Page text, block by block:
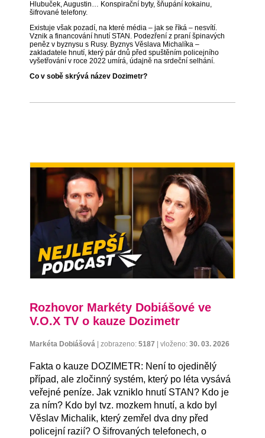
Hlubuček, Augustin… Konspirační byty, šňupání kokainu,
šifrované telefony.
Existuje však pozadí, na které média – jak se říká – nesvítí.
Vznik a financování hnutí STAN. Podezření z praní špinavých
peněz v byznysu s Rusy. Byznys Věslava Michalíka –
zakladatele hnutí, který pár dnů před spuštěním policejního
vyšetřování v roce 2022 umírá, údajně na srdeční selhání.
Co v sobě skrývá název Dozimetr?
Rozhovor Markéty Dobiášové ve
V.O.X TV o kauze Dozimetr
Markéta Dobiášová | zobrazeno: 5187 | vloženo: 30. 03. 2026
Fakta o kauze DOZIMETR: Není to ojedinělý
případ, ale zločinný systém, který po léta vysává
veřejné peníze. Jak vzniklo hnutí STAN? Kdo je
za ním? Kdo byl tvz. mozkem hnutí, a kdo byl
Věslav Michalik, který zemřel dva dny před
policejní razií? O šifrovaných telefonech, o